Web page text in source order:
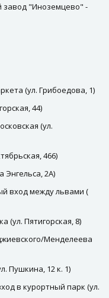
завод "Иноземцево" -
(ул. Грибоедова, 1)
44)
(ул.
466)
Энгельса, 2А)
вход между львами (
(ул. Пятигорская, 8)
Менделеева
Пушкина, 12 к. 1)
в курортный парк (ул.